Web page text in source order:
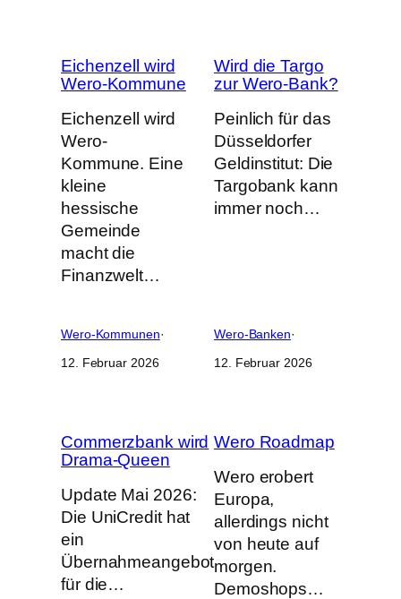
Eichenzell wird
Wero-Kommune
Eichenzell wird
Wero-
Kommune. Eine
kleine
hessische
Gemeinde
macht die
Finanzwelt…
Wero-Kommunen·
12. Februar 2026
Wird die Targo
zur Wero-Bank?
Peinlich für das
Düsseldorfer
Geldinstitut: Die
Targobank kann
immer noch…
Wero-Banken·
12. Februar 2026
Commerzbank wird
Drama-Queen
Update Mai 2026:
Die UniCredit hat
ein
Übernahmeangebot
für die…
Wero Roadmap
Wero erobert
Europa,
allerdings nicht
von heute auf
morgen.
Demoshops…